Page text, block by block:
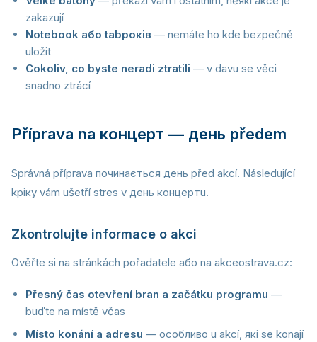
zakazují
Notebook або tabроків — nemáte ho kde bezpečně
uložit
Cokoliv, co byste neradi ztratili — v davu se věci
snadno ztrácí
Příprava na концерт — день předem
Správná příprava починається день před akcí. Následující
kрікy vám ušetří stres v день концертu.
Zkontrolujte informace o akci
Ověřte si na stránkách pořadatele або na akceostrava.cz:
Přesný čas otevření bran a začátku programu —
buďte na místě včas
Místo konání a adresu — особливо u akcí, які se konají